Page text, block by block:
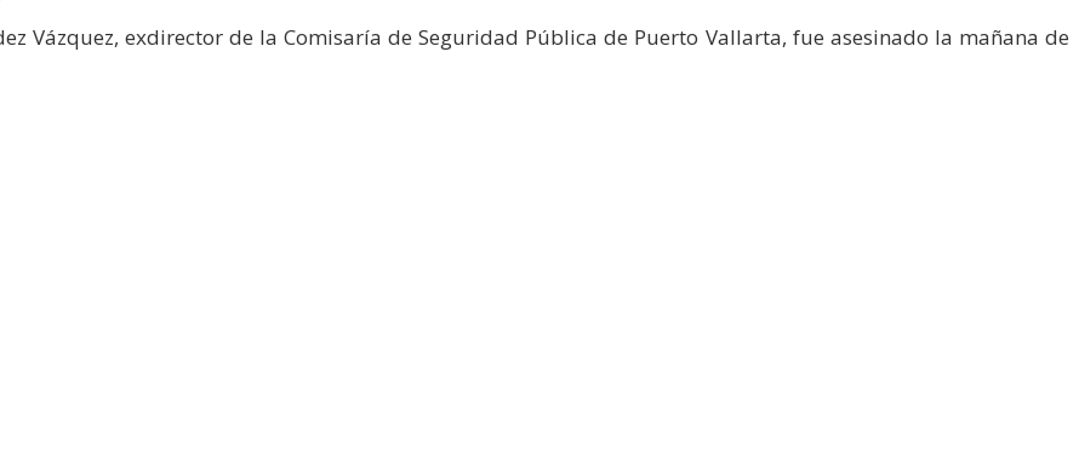
Vázquez, exdirector de la Comisaría de Seguridad Pública de Puerto Vallarta, fue asesinado la mañana de